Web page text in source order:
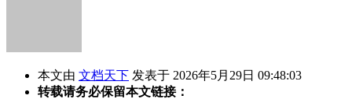
本文由 文档天下 发表于 2026年5月29日 09:48:03
转载请务必保留本文链接：